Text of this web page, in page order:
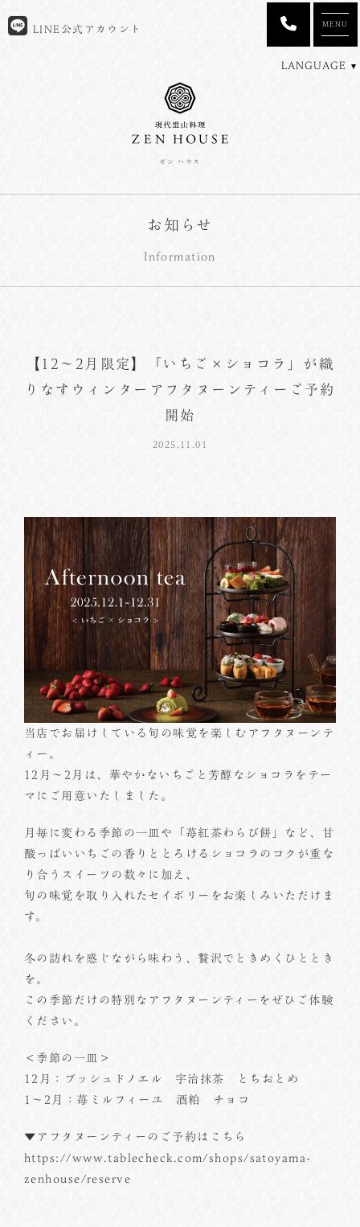
ゼン ハウス
LINE公式アカウント
LANGUAGE
MENU
お知らせ
Information
【12～2月限定】「いちご×ショコラ」が織
りなすウィンターアフタヌーンティーご予約
開始
2025.11.01
当店でお届けしている旬の味覚を楽しむアフタヌーンテ
ィー。
12月～2月は、華やかないちごと芳醇なショコラをテー
マにご用意いたしました。
月毎に変わる季節の一皿や「苺紅茶わらび餅」など、甘
酸っぱいいちごの香りととろけるショコラのコクが重な
り合うスイーツの数々に加え、
旬の味覚を取り入れたセイボリーをお楽しみいただけま
す。
冬の訪れを感じながら味わう、贅沢でときめくひととき
を。
この季節だけの特別なアフタヌーンティーをぜひご体験
ください。
＜季節の一皿＞
12月：ブッシュドノエル 宇治抹茶 とちおとめ
1～2月：苺ミルフィーユ 酒粕 チョコ
▼アフタヌーンティーのご予約はこちら
https://www.tablecheck.com/shops/satoyama-
zenhouse/reserve